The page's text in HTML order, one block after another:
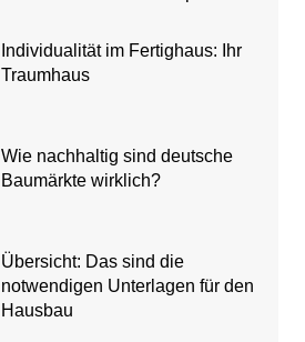
Individualität im Fertighaus: Ihr
Traumhaus
Wie nachhaltig sind deutsche
Baumärkte wirklich?
Übersicht: Das sind die
notwendigen Unterlagen für den
Hausbau